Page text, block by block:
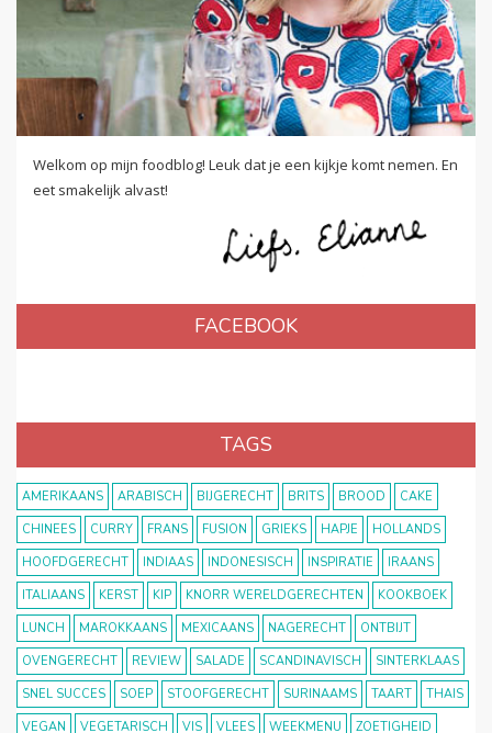
Welkom op mijn foodblog! Leuk dat je een kijkje komt nemen. En
eet smakelijk alvast!
FACEBOOK
TAGS
AMERIKAANS ARABISCH BIJGERECHT BRITS BROOD
CAKE
CHINEES
CURRY FRANS FUSION GRIEKS HAPJE
HOLLANDS
HOOFDGERECHT
INDIAAS INDONESISCH INSPIRATIE
IRAANS
ITALIAANS
KERST KIP KNORR WERELDGERECHTEN
KOOKBOEK
LUNCH
MAROKKAANS MEXICAANS NAGERECHT
ONTBIJT
OVENGERECHT
REVIEW SALADE SCANDINAVISCH
SINTERKLAAS
SNEL SUCCES
SOEP STOOFGERECHT SURINAAMS TAART
THAIS
VEGAN
VEGETARISCH VIS VLEES WEEKMENU ZOETIGHEID